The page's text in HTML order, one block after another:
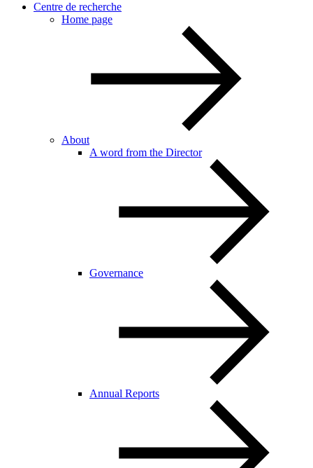
Centre de recherche
Home page
About
A word from the Director
Governance
Annual Reports